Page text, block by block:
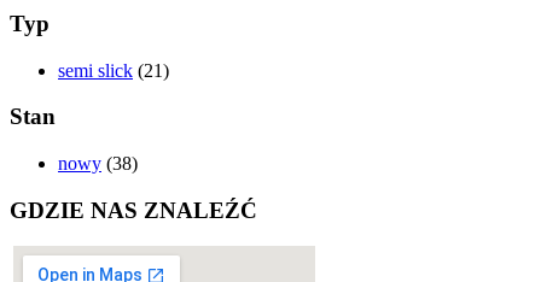
Typ
semi slick (21)
Stan
nowy (38)
GDZIE NAS ZNALEŹĆ